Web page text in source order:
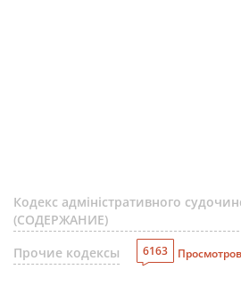
Кодекс адміністративного
(СОДЕРЖАНИЕ)
Прочие кодексы
6163 Просмотров